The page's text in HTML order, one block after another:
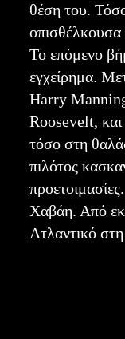
θέση του.
οπισθέλκουσα
Το επόμενο
εγχείρημα.
Harry
Roosevelt, και
τόσο στη
πιλότος
Χαβάη. Από
Ατλαντικό